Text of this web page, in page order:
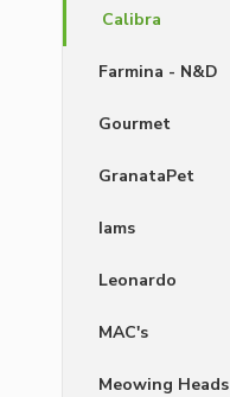
Calibra
Farmina - N&D
Gourmet
GranataPet
Iams
Leonardo
MAC's
Meowing Heads